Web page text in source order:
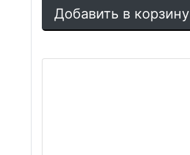
Добавить в корзину